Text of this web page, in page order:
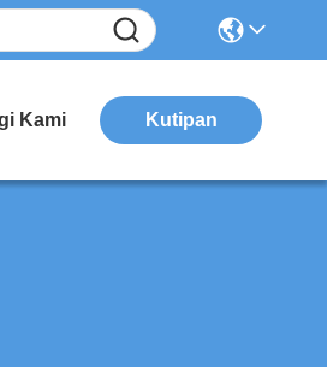
Kami Kutipan